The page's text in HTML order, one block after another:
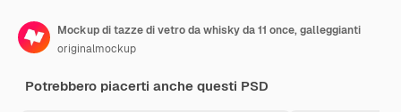
Mockup di tazze di vetro da whisky da 11 once, galleggianti
originalmockup
Potrebbero piacerti anche questi PSD